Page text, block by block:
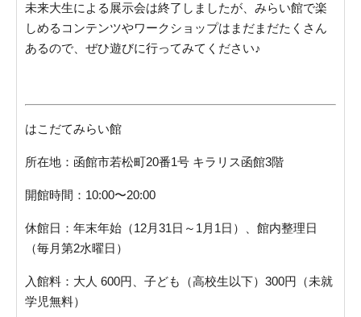
未来大生による展示会は終了しましたが、みらい館で楽
しめるコンテンツやワークショップはまだまだたくさん
あるので、ぜひ遊びに行ってみてください♪
はこだてみらい館
所在地：函館市若松町20番1号 キラリス函館3階
開館時間：10:00〜20:00
休館日：年末年始（12月31日～1月1日）、館内整理日
（毎月第2水曜日）
入館料：大人 600円、子ども（高校生以下）300円（未就
学児無料）